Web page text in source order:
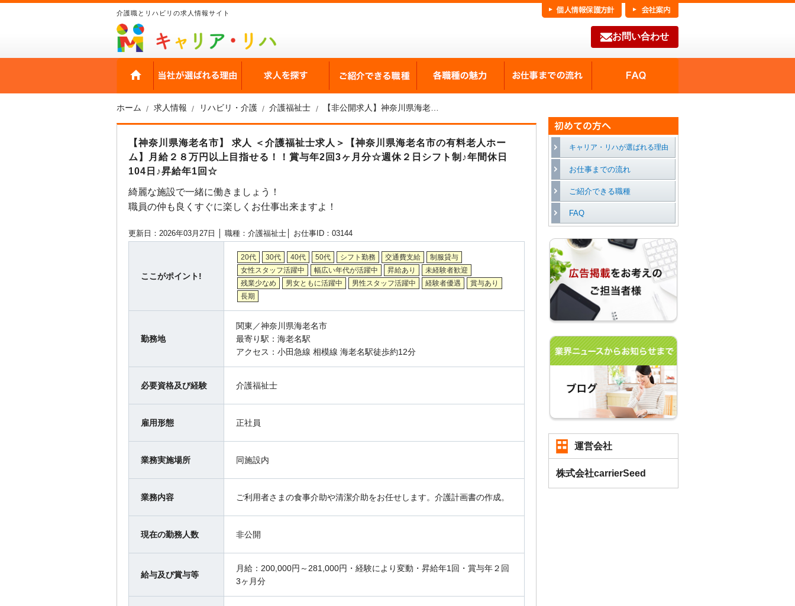
介護職とリハビリの求人情報サイト
お問い合わせ
当社が選ばれる理由 求人を探す ご紹介できる職種 各職種の魅力 お仕事までの流れ
ホーム 求人情報 リハビリ・介護 介護福祉士
【神奈川県海老名市】 求人 ＜介護福祉士求人＞【神奈川県海老名市の有料老人ホー
ム】月給２８万円以上目指せる！！賞与年2回3ヶ月分☆週休２日シフト制♪年間休日
104日♪昇給年1回☆
綺麗な施設で一緒に働きましょう！
職員の仲も良くすぐに楽しくお仕事出来ますよ！
更新日：2026年03月27日 │ 職種：介護福祉士│ お仕事ID：03144
ここがポイント!
20代 30代 40代 50代 シフト勤務 交通費支給
制服貸与
女性スタッフ活躍中
幅広い年代が活躍中 昇給あり
未経験者歓迎
残業少なめ
男女ともに活躍中 男性スタッフ活躍中 経験者優遇
賞与あり
長期
勤務地
関東／神奈川県海老名市
最寄り駅：海老名駅
アクセス：小田急線 相模線 海老名駅徒歩約12分
必要資格及び経験 介護福祉士
雇用形態 正社員
業務実施場所 同施設内
業務内容 ご利用者さまの食事介助や清潔介助をお任せします。介護計画書の作成。
現在の勤務人数 非公開
給与及び賞与等
月給：200,000円～281,000円・経験により変動・昇給年1回・賞与年２回
3ヶ月分
キャリア・リハが選ばれる理由
お仕事までの流れ
ご紹介できる職種
FAQ
運営会社
株式会社carrierSeed